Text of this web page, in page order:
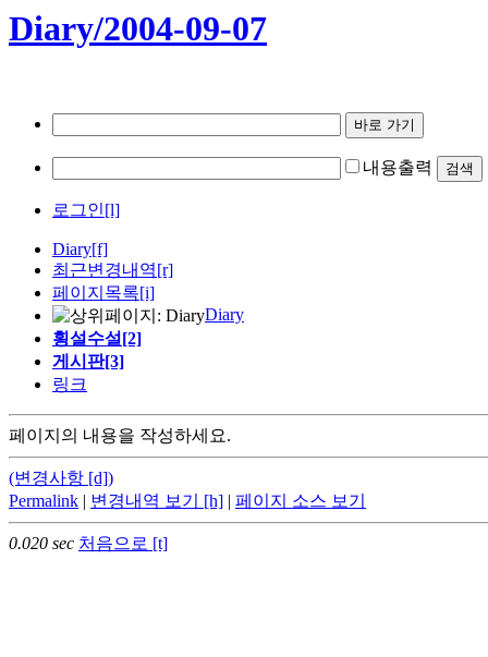
Diary/2004-09-07
내용출력
로그인[l]
Diary[f]
최근변경내역[r]
페이지목록[i]
Diary
횡설수설[2]
게시판[3]
링크
페이지의 내용을 작성하세요.
(변경사항 [d])
Permalink | 변경내역 보기 [h] | 페이지 소스 보기
0.020 sec 처음으로 [t]